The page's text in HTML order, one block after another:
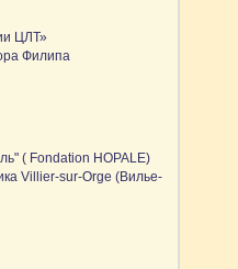
ЦЛТ»
Филипа
( Fondation HOPALE)
Villier-sur-Orge (Вилье-